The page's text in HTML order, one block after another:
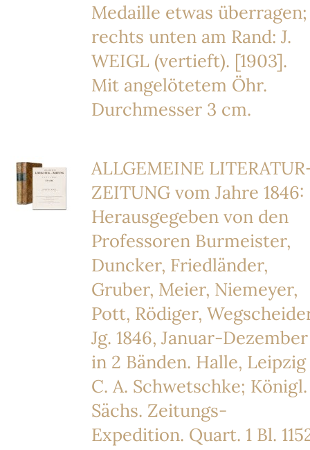
Medaille etwas überragen;
rechts unten am Rand: J.
WEIGL (vertieft). [1903].
Mit angelötetem Öhr.
Durchmesser 3 cm.
ALLGEMEINE
ZEITUNG vom Jahre 1846:
Herausgegeben von den
Professoren Burmeister,
Duncker, Friedländer,
Gruber, Meier, Niemeyer,
Pott, Rödiger,
Jg. 1846, Januar-Dezember
in 2 Bänden. Halle, Leipzig
C. A. Schwetschke; Königl.
Sächs. Zeitungs-
Expedition. Quart. 1 Bl.